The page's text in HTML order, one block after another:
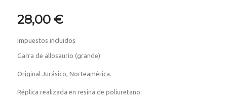
28,00 €
Impuestos incluidos
Garra de allosaurio (grande)
Original Jurásico, Norteamérica.
Réplica realizada en resina de poliuretano.